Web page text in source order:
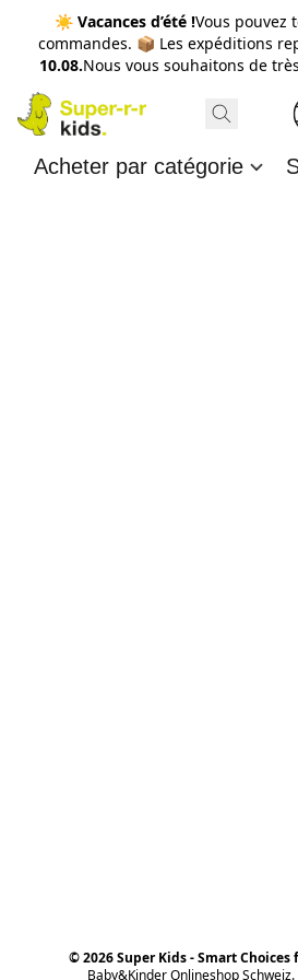
☀️ Vacances d’été !Vous pouvez
commandes. 📦 Les expéditions
10.08.Nous vous souhaitons de
Acheter par catégorie
© 2026 Super Kids - Smart
Baby&Kinder Onlineshop